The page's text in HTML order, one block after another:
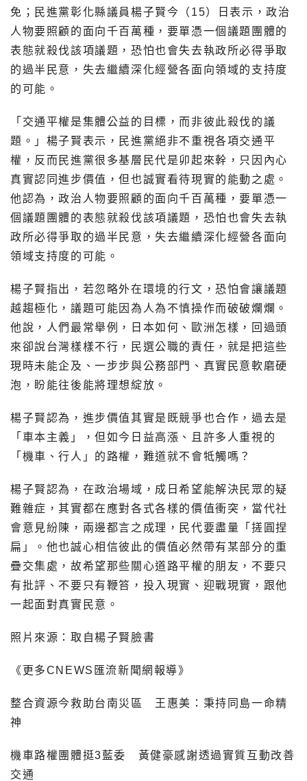
免；民進黨彰化縣議員楊子賢今（15）日表示，政治
人物要照顧的面向千百萬種，要單憑一個議題團體的
表態就殺伐該項議題，恐怕也會失去執政所必得爭取
的過半民意，失去繼續深化經營各面向領域的支持度
的可能。
「交通平權是集體公益的目標，而非彼此殺伐的議
題。」楊子賢表示，民進黨絕非不重視各項交通平
權，反而民進黨很多基層民代是卯起來幹，只因內心
真實認同進步價值，但也誠實看待現實的能動之處。
他認為，政治人物要照顧的面向千百萬種，要單憑一
個議題團體的表態就殺伐該項議題，恐怕也會失去執
政所必得爭取的過半民意，失去繼續深化經營各面向
領域支持度的可能。
楊子賢指出，若忽略外在環境的行文，恐怕會讓議題
越趨極化，議題可能因為人為不慎操作而破破爛爛。
他說，人們最常舉例，日本如何、歐洲怎樣，回過頭
來卻說台灣樣樣不行，民選公職的責任，就是把這些
現時未能企及、一步步與公務部門、真實民意軟磨硬
泡，盼能往後能將理想綻放。
楊子賢認為，進步價值其實是既競爭也合作，過去是
「車本主義」，但如今日益高漲、且許多人重視的
「機車、行人」的路權，難道就不會牴觸嗎？
楊子賢認為，在政治場域，成日希望能解決民眾的疑
難雜症，其實都在應對各式各樣的價值衝突，當代社
會意見紛陳，兩邊都言之成理，民代要盡量「搓圓捏
扁」。他也誠心相信彼此的價值必然帶有某部分的重
疊交集處，故希望那些關心道路平權的朋友，不要只
有批評、不要只有鞭笞，投入現實、迎戰現實，跟他
一起面對真實民意。
照片來源：取自楊子賢臉書
《更多CNEWS匯流新聞網報導》
整合資源今救助台南災區 王惠美：秉持同島一命精
神
機車路權團體挺3藍委 黃健豪感謝透過實質互動改善
交通